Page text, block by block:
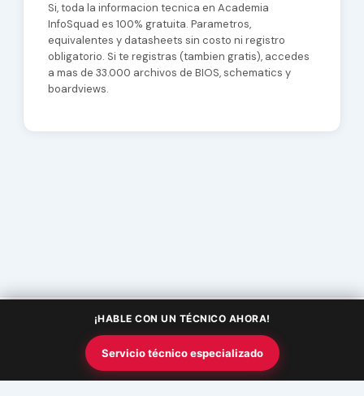
Si, toda la informacion tecnica en Academia
InfoSquad es 100% gratuita. Parametros,
equivalentes y datasheets sin costo ni registro
obligatorio. Si te registras (tambien gratis), accedes
a mas de 33.000 archivos de BIOS, schematics y
boardviews.
Copyright © 2026 Academia InfoSquad | Powered by
para WordPress
¡HABLE CON UN TÉCNICO AHORA!
Servicio técnico especializado